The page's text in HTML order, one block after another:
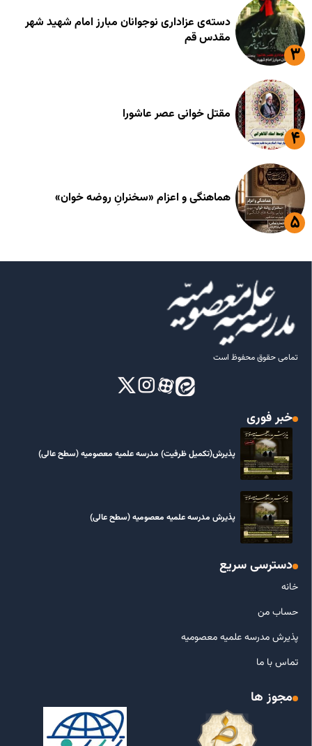
دسته‌ی عزاداری نوجوانان مبارز امام شهید شهر
مقدس قم
مقتل خوانی عصر عاشورا
هماهنگی و اعزام «سخنرانِ روضه خوان»
تمامی حقوق محفوظ است
خبر فوری
پذیرش(تکمیل ظرفیت) مدرسه علمیه معصومیه‌ (سطح عالی)
پذیرش مدرسه علمیه معصومیه‌ (سطح عالی)
دسترسی سریع
خانه
حساب من
پذیرش مدرسه علمیه معصومیه
تماس با ما
مجوز ها